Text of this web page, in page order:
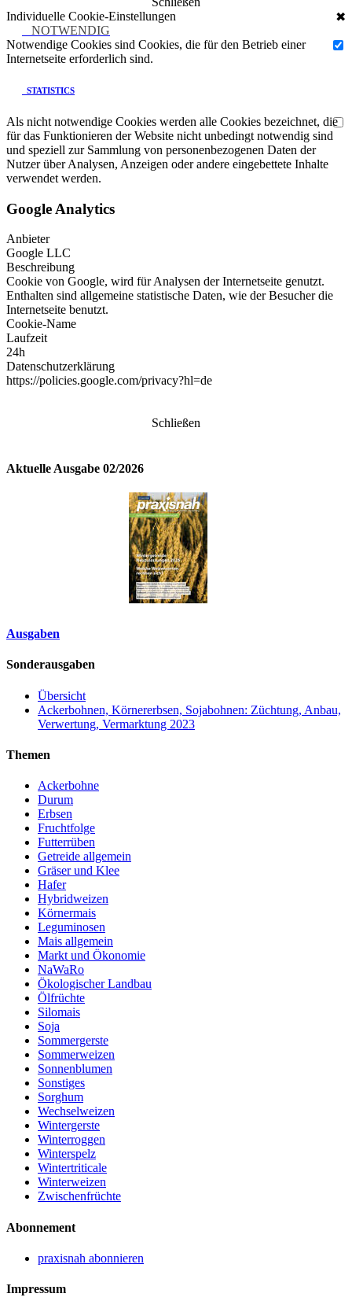
Individuelle Cookie-Einstellungen
✖
NOTWENDIG
Notwendige Cookies sind Cookies, die für den Betrieb einer
Internetseite erforderlich sind.
STATISTICS
Als nicht notwendige Cookies werden alle Cookies bezeichnet, die
für das Funktionieren der Website nicht unbedingt notwendig sind
und speziell zur Sammlung von personenbezogenen Daten der
Nutzer über Analysen, Anzeigen oder andere eingebettete Inhalte
verwendet werden.
Google Analytics
Anbieter
Google LLC
Beschreibung
Cookie von Google, wird für Analysen der Internetseite genutzt.
Enthalten sind allgemeine statistische Daten, wie der Besucher die
Internetseite benutzt.
Cookie-Name
Laufzeit
24h
Datenschutzerklärung
https://policies.google.com/privacy?hl=de
Schließen
Aktuelle Ausgabe 02/2026
Ausgaben
Sonderausgaben
Übersicht
Ackerbohnen, Körnererbsen, Sojabohnen: Züchtung, Anbau,
Verwertung, Vermarktung 2023
Themen
Ackerbohne
Durum
Erbsen
Fruchtfolge
Futterrüben
Getreide allgemein
Gräser und Klee
Hafer
Hybridweizen
Körnermais
Leguminosen
Mais allgemein
Markt und Ökonomie
NaWaRo
Ökologischer Landbau
Ölfrüchte
Silomais
Soja
Sommergerste
Sommerweizen
Sonnenblumen
Sonstiges
Sorghum
Wechselweizen
Wintergerste
Winterroggen
Winterspelz
Wintertriticale
Winterweizen
Zwischenfrüchte
Abonnement
praxisnah abonnieren
Impressum